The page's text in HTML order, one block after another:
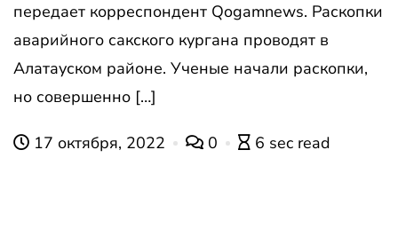
передает корреспондент Qogamnews. Раскопки
аварийного сакского кургана проводят в
Алатауском районе. Ученые начали раскопки,
но совершенно […]
17 октября, 2022 0 6 sec read